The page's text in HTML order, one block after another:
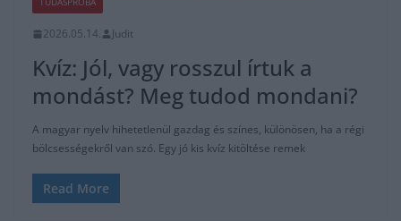
2026.05.14. Judit
Kvíz: Jól, vagy rosszul írtuk a
mondást? Meg tudod mondani?
A magyar nyelv hihetetlenül gazdag és színes, különösen, ha a régi
bölcsességekről van szó. Egy jó kis kvíz kitöltése remek
Read More